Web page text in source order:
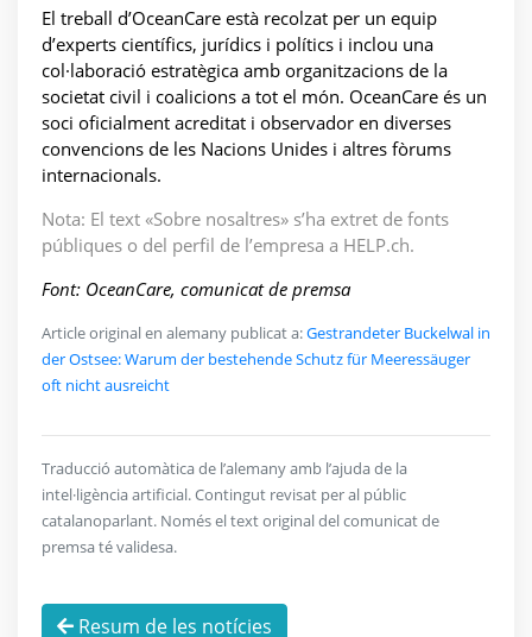
El treball d’OceanCare està recolzat per un equip
d’experts científics, jurídics i polítics i inclou una
col·laboració estratègica amb organitzacions de la
societat civil i coalicions a tot el món. OceanCare és un
soci oficialment acreditat i observador en diverses
convencions de les Nacions Unides i altres fòrums
internacionals.
Nota: El text «Sobre nosaltres» s’ha extret de fonts
públiques o del perfil de l’empresa a HELP.ch.
Font: OceanCare, comunicat de premsa
Article original en alemany publicat a:Gestrandeter Buckelwal in
der Ostsee: Warum der bestehende Schutz für Meeressäuger
oft nicht ausreicht
Traducció automàtica de l’alemany amb l’ajuda de la
intel·ligència artificial. Contingut revisat per al públic
catalanoparlant. Només el text original del comunicat de
premsa té validesa.
Resum de les notícies